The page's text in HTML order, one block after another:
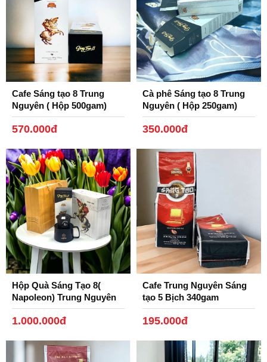
Cafe Sáng tạo 8 Trung
Nguyên ( Hộp 500gam)
570.000đ
Cà phê Sáng tạo 8 Trung
Nguyên ( Hộp 250gam)
350.000đ
Hộp Quà Sáng Tạo 8(
Napoleon) Trung Nguyên
1.000.000đ
Cafe Trung Nguyên Sáng
tạo 5 Bịch 340gam
195.000đ